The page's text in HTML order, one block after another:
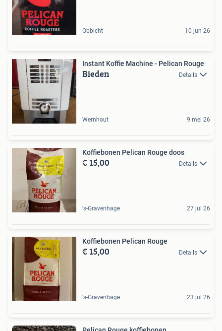
Obbicht 10 jun 26
Instant Koffie Machine - Pelican Rouge
Bieden Details
Wernhout 9 mei 26
Koffiebonen Pelican Rouge doos
€ 15,00 Details
's-Gravenhage 27 jul 26
Koffiebonen Pelican Rouge
€ 15,00 Details
's-Gravenhage 23 jul 26